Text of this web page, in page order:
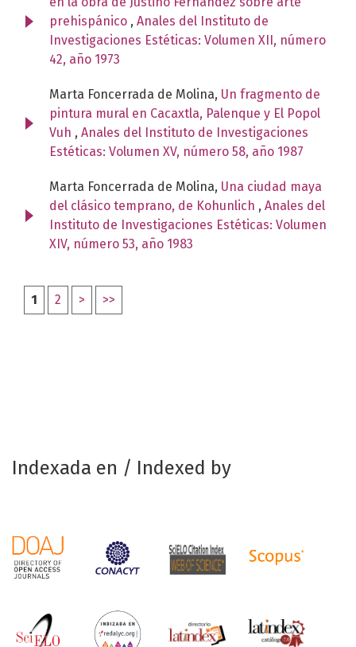
prehispánico , Anales del Instituto de
Investigaciones Estéticas: Volumen XII, número
42, año 1973
Marta Foncerrada de Molina, Un fragmento de
pintura mural en Cacaxtla, Palenque y El Popol
Vuh , Anales del Instituto de Investigaciones
Estéticas: Volumen XV, número 58, año 1987
Marta Foncerrada de Molina, Una ciudad maya
del clásico temprano, de Kohunlich , Anales del
Instituto de Investigaciones Estéticas: Volumen
XIV, número 53, año 1983
1 2 > >>
Indexada en / Indexed by